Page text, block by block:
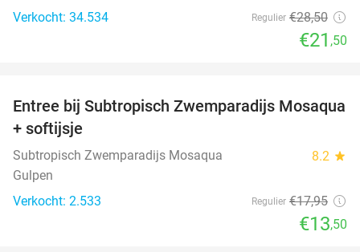
Verkocht: 34.534
Regulier €28,50
€21 ,50
25%
Entree bij Subtropisch Zwemparadijs Mosaqua
+ softijsje
Subtropisch Zwemparadijs Mosaqua 8.2 star
Gulpen
Verkocht: 2.533
Regulier €17,95
€13,50